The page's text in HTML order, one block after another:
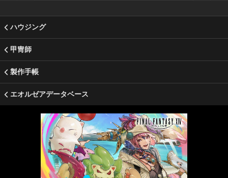
ハウジング
甲冑師
製作手帳
エオルゼアデータベース